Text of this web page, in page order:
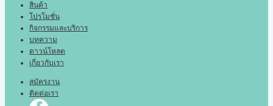
สินค้า
โปรโมชั่น
กิจกรรมและบริการ
บทความ
ดาวน์โหลด
เกี่ยวกับเรา
สมัครงาน
ติดต่อเรา